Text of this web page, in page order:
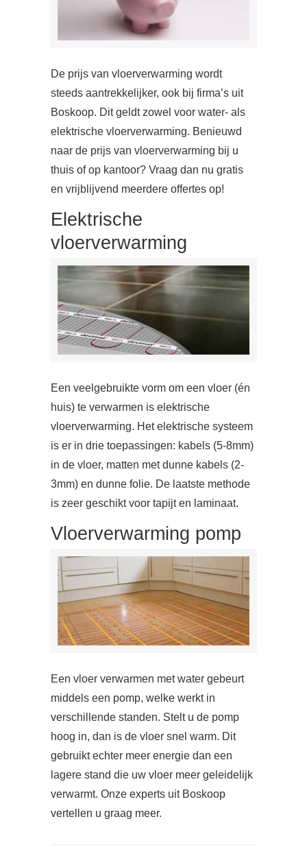
De prijs van vloerverwarming wordt
steeds aantrekkelijker, ook bij firma’s uit
Boskoop. Dit geldt zowel voor water- als
elektrische vloerverwarming. Benieuwd
naar de prijs van vloerverwarming bij u
thuis of op kantoor? Vraag dan nu gratis
en vrijblijvend meerdere offertes op!
Elektrische
vloerverwarming
Een veelgebruikte vorm om een vloer (én
huis) te verwarmen is elektrische
vloerverwarming. Het elektrische systeem
is er in drie toepassingen: kabels (5-8mm)
in de vloer, matten met dunne kabels (2-
3mm) en dunne folie. De laatste methode
is zeer geschikt voor tapijt en laminaat.
Vloerverwarming pomp
Een vloer verwarmen met water gebeurt
middels een pomp, welke werkt in
verschillende standen. Stelt u de pomp
hoog in, dan is de vloer snel warm. Dit
gebruikt echter meer energie dan een
lagere stand die uw vloer meer geleidelijk
verwarmt. Onze experts uit Boskoop
vertellen u graag meer.